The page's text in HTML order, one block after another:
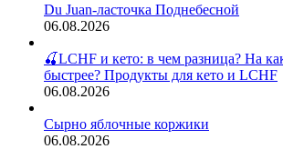
Du Juan-ласточка Поднебесной
06.08.2026
🍒LCHF и кето: в чем разница? На
быстрее? Продукты для кето и LCHF
06.08.2026
Сырно яблочные коржики
06.08.2026